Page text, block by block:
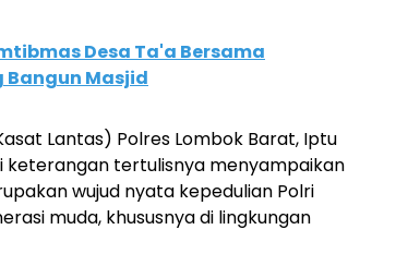
Desa Ta'a Bersama
Bangun Masjid
Lantas) Polres Lombok Barat, Iptu
keterangan tertulisnya menyampaikan
wujud nyata kepedulian Polri
muda, khususnya di lingkungan